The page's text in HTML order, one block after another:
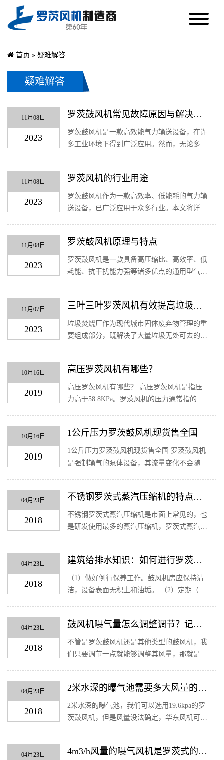
首页 » 疑难解答
疑难解答
11月08日
2023
罗茨鼓风机常见故障原因与解决方
案
罗茨鼓风机是一款高效能气力输送设备，在许
多工业环境下得到广泛应用。然而，无论多么
风机常见的几个故障原因及解决方案。 故...
11月08日
2023
罗茨风机的行业用途
罗茨鼓风机作为一款高效率、低能耗的气力输
送设备，已广泛应用于众多行业。本文将详细
化行业的应用 罗茨鼓风机在石化行业主要...
11月08日
2023
罗茨鼓风机原理与特点
罗茨鼓风机是一款具备高压缩比、高效率、低
耗能、抗干扰能力强等诸多优点的通用型气源
原理 罗茨鼓风机是一种容积式回转压缩机...
11月07日
2023
三叶三叶罗茨风机有效提高垃圾焚
烧厂效率
垃圾焚烧厂作为现代城市固体废弃物管理的重
要组成部分，既解决了大量垃圾无处可去的难
演着不可或缺的角色。 三叶罗茨风机是一...
10月16日
2019
高压罗茨风机有哪些？
高压罗茨风机有哪些？ 高压罗茨风机是指压
力高于58.8KPa。罗茨风机的压力通常指的是
型有ARS50H-ARS300H，JAS80，JAS100，
JAS12...
10月16日
2019
1公斤压力罗茨鼓风机现货售全国
1公斤压力罗茨鼓风机现货售全国 罗茨鼓风机
是强制输气的泵体设备，其流量变化不会随压
改进的性能，但ROOTSblowers却未能被其
它...
04月23日
2018
不锈钢罗茨式蒸汽压缩机的特点有
哪些？
不锈钢罗茨式蒸汽压缩机是市面上常见的，也
是研发使用最多的蒸汽压缩机，罗茨式蒸汽压
得罗茨式蒸汽压缩机必须具备一定特殊性...
04月23日
2018
建筑给排水知识：如何进行罗茨鼓
风机的保养
（1）做好例行保养工作。鼓风机房应保持清
洁，设备表面无积土和油垢。 （2）定期（ÿ
内的润滑油全部换去，重新加入规定牌号的
润...
04月23日
2018
鼓风机曝气量怎么调整调节？记住
这一点就行了
不管是罗茨鼓风机还是其他类型的鼓风机，我
们只要调节一点就能够调整其风量，那就是调
罗茨鼓风机怎么调节风量呢？皮带传动可以...
04月23日
2018
2米水深的曝气池需要多大风量的风
机？
2米水深的曝气池，我们可以选用19.6kpa的罗
茨鼓风机，但是风量没法确定，华东风机可以
量，怎么来测算风机的风量呢？上面的参数...
04月23日
4m3/h风量的曝气风机是罗茨式的